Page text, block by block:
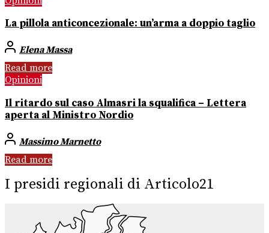
La pillola anticoncezionale: un’arma a doppio taglio
Elena Massa
Read more
Opinioni
Il ritardo sul caso Almasri la squalifica – Lettera
aperta al Ministro Nordio
Massimo Marnetto
Read more
I presidi regionali di Articolo21